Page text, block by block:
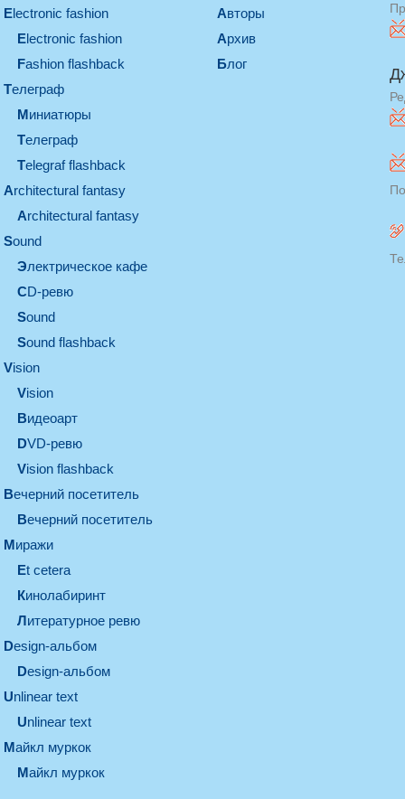
electronic fashion
electronic fashion
Fashion flashback
телеграф
миниатюры
телеграф
Telegraf flashback
architectural fantasy
architectural fantasy
sound
электрическое кафе
CD-ревю
sound
Sound flashback
vision
vision
видеоарт
DVD-ревю
Vision flashback
вечерний посетитель
вечерний посетитель
миражи
et cetera
кинолабиринт
литературное ревю
design-альбом
design-альбом
unlinear text
Unlinear text
майкл муркок
майкл муркок
Авторы
Архив
Блог